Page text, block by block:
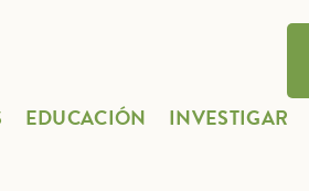
EDUCACIÓN INVESTIGAR